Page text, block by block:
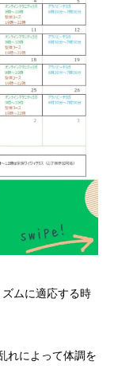
ムに適応する時
れによって体調を